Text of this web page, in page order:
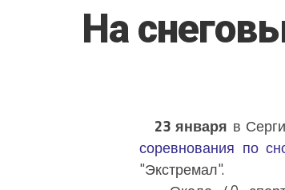
На
23 января в
соревнования по
"Экстремал".